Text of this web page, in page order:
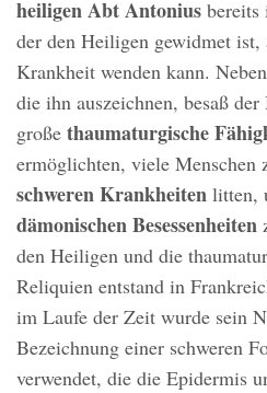
heiligen Abt Antonius
der den Heiligen gewidmet
Krankheit wenden kann.
die ihn auszeichnen, besaß
große thaumaturgische
ermöglichten, viele Menschen
schweren Krankheiten litten,
dämonischen Besessenheiten
den Heiligen und die
Reliquien entstand in
im Laufe der Zeit wurde sein
Bezeichnung einer schweren
verwendet, die die Epidermis